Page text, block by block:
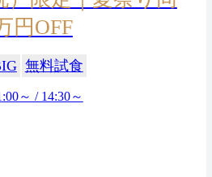
円OFF
無料試食
～ / 14:30～